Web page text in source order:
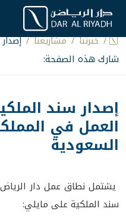
مشاريعُنا
خبرتُنا مشاريعنا
شارك هذه الصفحة:
إصدار سند
العمل في
السعودية
يشتمل نطاق عمل دار
سند الملكية على مايلي: